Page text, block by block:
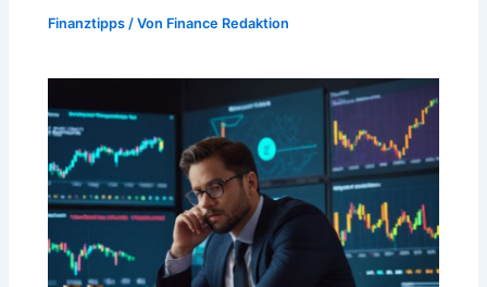
Finanztipps / Von Finance Redaktion